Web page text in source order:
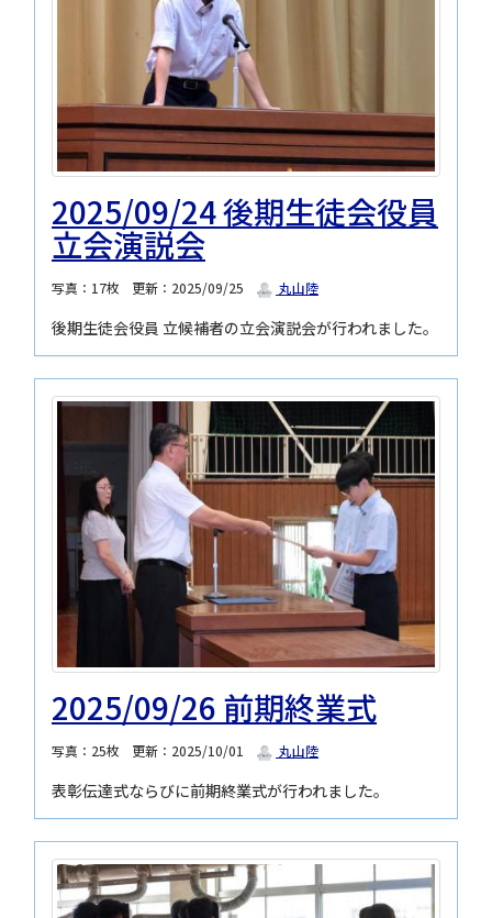
2025/09/24 後期生徒会役員
立会演説会
写真：17枚 更新：2025/09/25 丸山陸
後期生徒会役員 立候補者の立会演説会が行われました。
2025/09/26 前期終業式
写真：25枚 更新：2025/10/01 丸山陸
表彰伝達式ならびに前期終業式が行われました。